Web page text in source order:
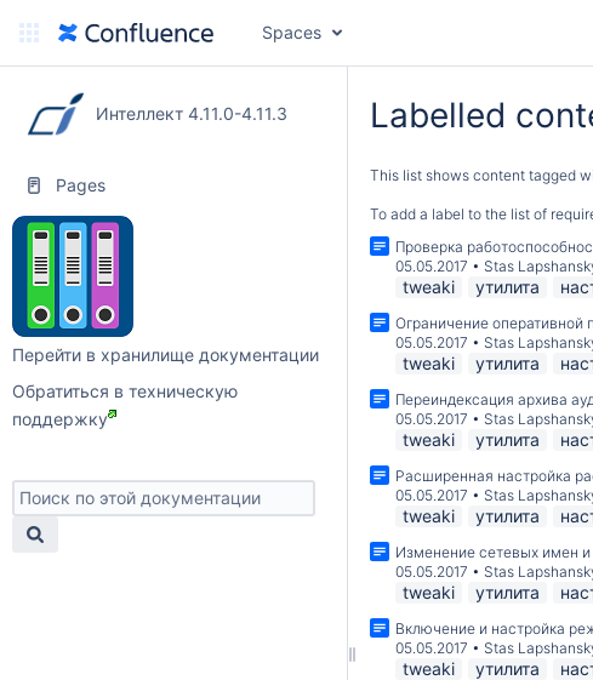
Spaces
Интеллект 4.11.0-4.11.3
Pages
Перейти в хранилище документации
Обратиться в техническую
поддержку
Labelled
This list shows content tagged
To add a label to the list of
Проверка
05.05.2017 • Stas
tweaki утилита
Ограничение оперативной
05.05.2017 • Stas
tweaki утилита
Переиндексация архива
05.05.2017 • Stas
tweaki утилита
Расширенная настройка
05.05.2017 • Stas
tweaki утилита
Изменение сетевых имен
05.05.2017 • Stas
tweaki утилита
Включение и настройка
05.05.2017 • Stas
tweaki утилита